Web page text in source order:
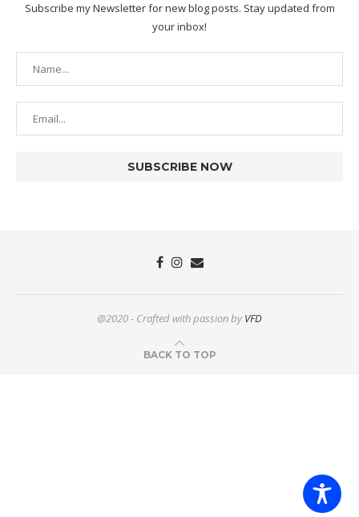
Subscribe my Newsletter for new blog posts. Stay updated from
your inbox!
@2020 - Crafted with passion byVFD
BACK TO TOP